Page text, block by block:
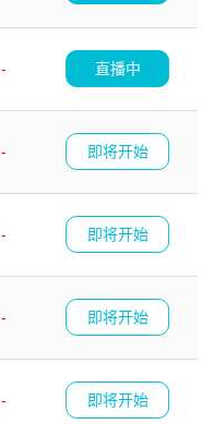
-
直播中
-
即将开始
-
即将开始
-
即将开始
-
即将开始